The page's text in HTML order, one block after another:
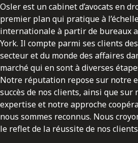
Osler est un cabinet d’avocats en
premier plan qui pratique à
internationale à partir de bureaux
York. Il compte parmi ses clients
secteur et du monde des affaires
marché qui en sont à diverses
Notre réputation repose sur notre
succès de nos clients, ainsi que
expertise et notre approche
nous sommes reconnus. Nous
le reflet de la réussite de nos